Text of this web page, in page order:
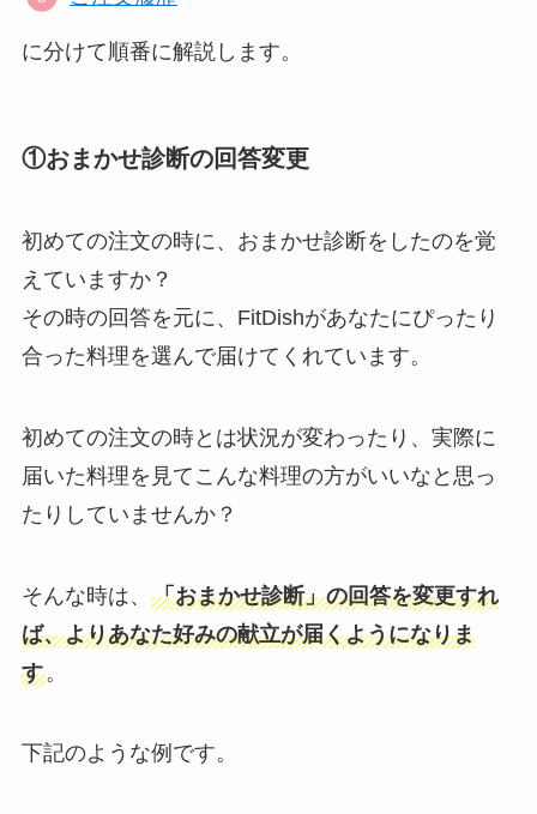
に分けて順番に解説します。
①おまかせ診断の回答変更
初めての注文の時に、おまかせ診断をしたのを覚
えていますか？
その時の回答を元に、FitDishがあなたにぴったり
合った料理を選んで届けてくれています。
初めての注文の時とは状況が変わったり、実際に
届いた料理を見てこんな料理の方がいいなと思っ
たりしていませんか？
そんな時は、 「おまかせ診断」の回答を変更すれ
ば、よりあなた好みの献立が届くようになりま
す。
下記のような例です。